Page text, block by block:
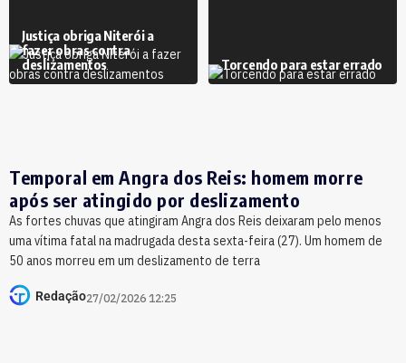
Justiça obriga Niterói a
fazer obras contra
deslizamentos
Torcendo para estar errado
Temporal em Angra dos Reis: homem morre
após ser atingido por deslizamento
As fortes chuvas que atingiram Angra dos Reis deixaram pelo menos
uma vítima fatal na madrugada desta sexta-feira (27). Um homem de
50 anos morreu em um deslizamento de terra
Redação27/02/2026 12:25